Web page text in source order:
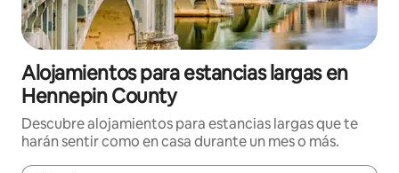
Alojamientos para estancias largas en
Hennepin County
Descubre alojamientos para estancias largas que te
harán sentir como en casa durante un mes o más.